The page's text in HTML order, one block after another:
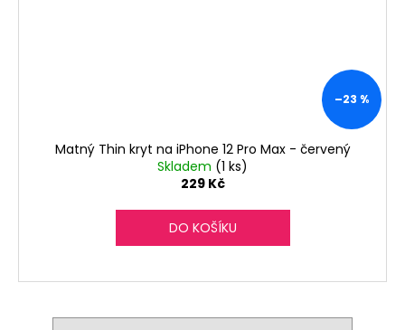
–23 %
Matný Thin kryt na iPhone 12 Pro Max - červený
Skladem (1 ks)
229 Kč
DO KOŠÍKU